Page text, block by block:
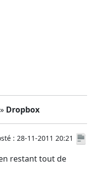
Dropbox
: 28-11-2011 20:21
restant tout de